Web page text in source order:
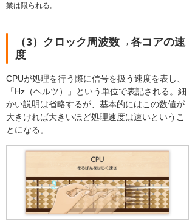
業は限られる。
（3）クロック周波数→各コアの速
度
CPUが処理を行う際に信号を扱う速度を表し、
「Hz（ヘルツ）」という単位で表記される。細
かい説明は省略するが、基本的にはこの数値が
大きければ大きいほど処理速度は速いというこ
とになる。